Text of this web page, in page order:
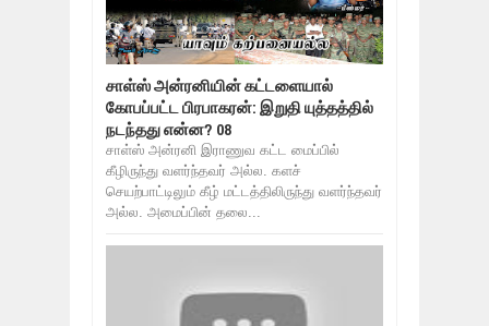
சாள்ஸ் அன்ரனியின் கட்டளையால்
கோபப்பட்ட பிரபாகரன்: இறுதி யுத்தத்தில்
நடந்தது என்ன? 08
சாள்ஸ் அன்ரனி இராணுவ கட்ட மைப்பில்
கீழிருந்து வளர்ந்தவர் அல்ல. களச்
செயற்பாட்டிலும் கீழ் மட்டத்திலிருந்து வளர்ந்தவர்
அல்ல. அமைப்பின் தலை...